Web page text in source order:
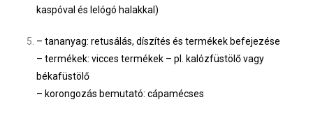
kaspóval és lelógó halakkal)
– tananyag: retusálás, díszítés és termékek befejezése
– termékek: vicces termékek – pl. kalózfüstölő vagy
békafüstölő
– korongozás bemutató: cápamécses